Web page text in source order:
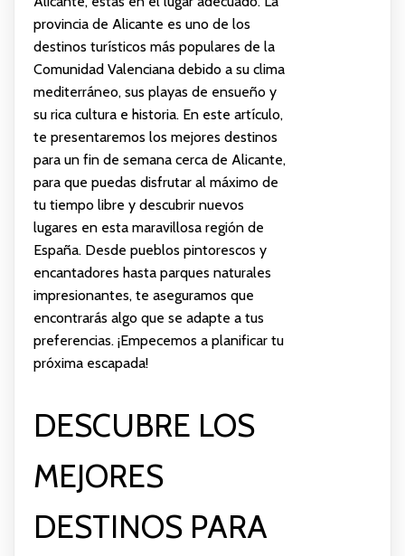
provincia de Alicante es uno de los
destinos turísticos más populares de la
Comunidad Valenciana debido a su clima
mediterráneo, sus playas de ensueño y
su rica cultura e historia. En este artículo,
te presentaremos los mejores destinos
para un fin de semana cerca de Alicante,
para que puedas disfrutar al máximo de
tu tiempo libre y descubrir nuevos
lugares en esta maravillosa región de
España. Desde pueblos pintorescos y
encantadores hasta parques naturales
impresionantes, te aseguramos que
encontrarás algo que se adapte a tus
preferencias. ¡Empecemos a planificar tu
próxima escapada!
DESCUBRE LOS
MEJORES
DESTINOS PARA